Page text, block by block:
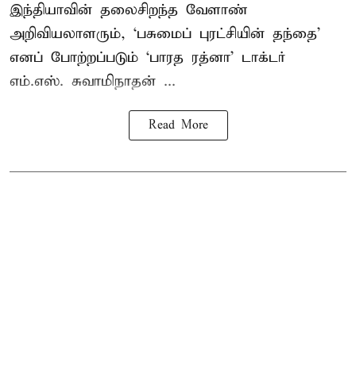
இந்தியாவின் தலைசிறந்த வேளாண்
அறிவியலாளரும், ‘பசுமைப் புரட்சியின் தந்தை’
எனப் போற்றப்படும் ‘பாரத ரத்னா’ டாக்டர்
எம்.எஸ். சுவாமிநாதன் ...
Read More